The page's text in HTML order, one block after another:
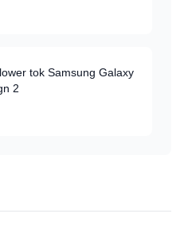
tok Samsung Galaxy
2